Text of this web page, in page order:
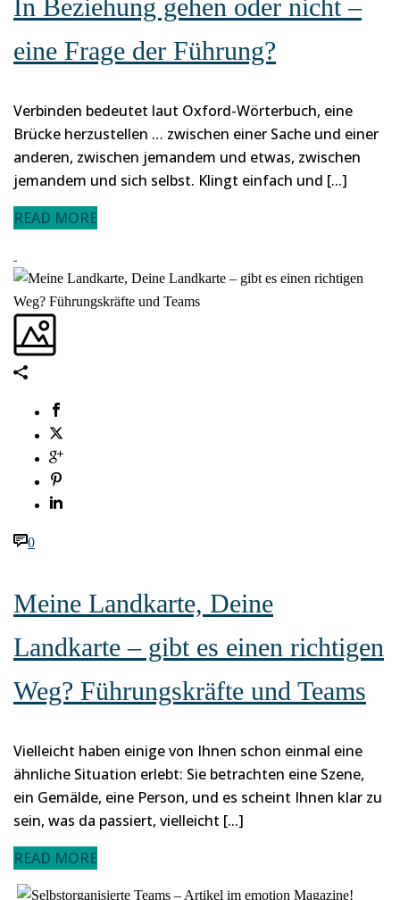
In Beziehung gehen oder nicht –
eine Frage der Führung?
Verbinden bedeutet laut Oxford-Wörterbuch, eine
Brücke herzustellen … zwischen einer Sache und einer
anderen, zwischen jemandem und etwas, zwischen
jemandem und sich selbst. Klingt einfach und [...]
READ MORE
0
Meine Landkarte, Deine
Landkarte – gibt es einen richtigen
Weg? Führungskräfte und Teams
Vielleicht haben einige von Ihnen schon einmal eine
ähnliche Situation erlebt: Sie betrachten eine Szene,
ein Gemälde, eine Person, und es scheint Ihnen klar zu
sein, was da passiert, vielleicht [...]
READ MORE